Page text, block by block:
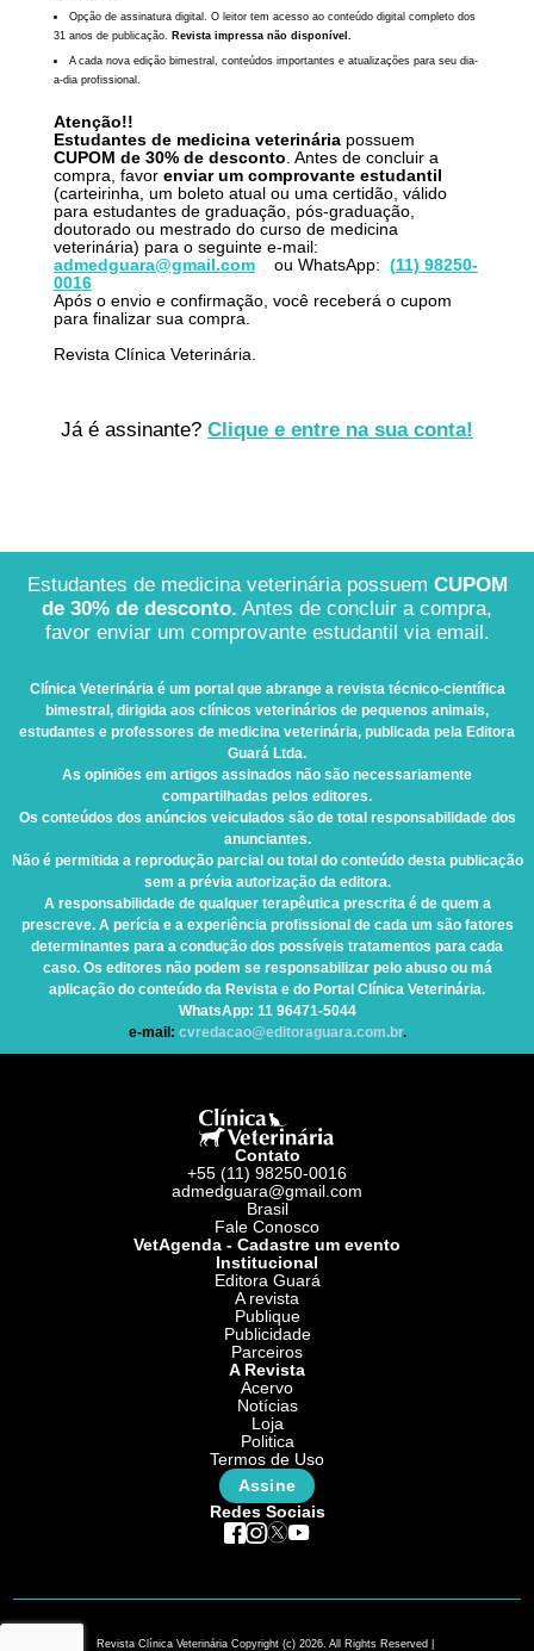
Opção de assinatura digital. O leitor tem acesso ao conteúdo digital completo dos
31 anos de publicação. Revista impressa não disponível.
A cada nova edição bimestral, conteúdos importantes e atualizações para seu dia-
a-dia profissional.
Atenção!!
Estudantes de medicina veterináriapossuem
CUPOM de 30% de desconto . Antes de concluir a
compra, favor enviar um comprovante estudantil
(carteirinha, um boleto atual ou uma certidão, válido
para estudantes de graduação, pós-graduação,
doutorado ou mestrado do curso de medicina
veterinária) para o seguinte e-mail:
admedguara@gmail.com
ou WhatsApp: (11) 98250-
0016
Após o envio e confirmação, você receberá o cupom
para finalizar sua compra.
Revista Clínica Veterinária.
Já é assinante? Clique e entre na sua conta!
Estudantes de medicina veterinária possuem CUPOM
de 30% de desconto. Antes de concluir a compra,
favor enviar um comprovante estudantil via email.
Clínica Veterinária é um portal que abrange a revista técnico-científica
bimestral, dirigida aos clínicos veterinários de pequenos animais,
estudantes e professores de medicina veterinária, publicada pela Editora
Guará Ltda.
As opiniões em artigos assinados não são necessariamente
compartilhadas pelos editores.
Os conteúdos dos anúncios veiculados são de total responsabilidade dos
anunciantes.
Não é permitida a reprodução parcial ou total do conteúdo desta publicação
sem a prévia autorização da editora.
A responsabilidade de qualquer terapêutica prescrita é de quem a
prescreve. A perícia e a experiência profissional de cada um são fatores
determinantes para a condução dos possíveis tratamentos para cada
caso. Os editores não podem se responsabilizar pelo abuso ou má
aplicação do conteúdo da Revista e do Portal Clínica Veterinária.
WhatsApp: 11 96471-5044
e-mail: cvredacao@editoraguara.com.br.
Contato
+55 (11) 98250-0016
admedguara@gmail.com
Brasil
Fale Conosco
VetAgenda - Cadastre um evento
Institucional
Editora Guará
A revista
Publique
Publicidade
Parceiros
A Revista
Acervo
Notícias
Loja
Politica
Termos de Uso
Assine
Redes Sociais
Revista Clínica Veterinária Copyright (c) 2026. All Rights Reserved |